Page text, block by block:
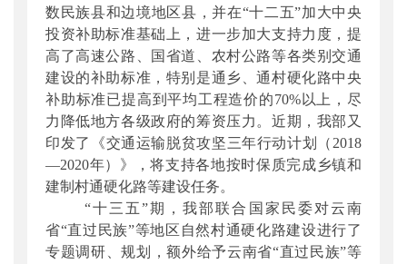
数民族县和边境地区县，并在“十二五”加大中央
投资补助标准基础上，进一步加大支持力度，提
高了高速公路、国省道、农村公路等各类别交通
建设的补助标准，特别是通乡、通村硬化路中央
补助标准已提高到平均工程造价的70%以上，尽
力降低地方各级政府的筹资压力。近期，我部又
印发了《交通运输脱贫攻坚三年行动计划（2018
—2020年）》，将支持各地按时保质完成乡镇和
建制村通硬化路等建设任务。
“十三五”期，我部联合国家民委对云南
省“直过民族”等地区自然村通硬化路建设进行了
专题调研、规划，额外给予云南省“直过民族”等